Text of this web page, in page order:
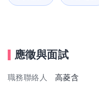
應徵與面試
職務聯絡人 高菱含